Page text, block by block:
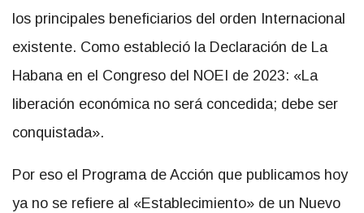
los principales beneficiarios del orden Internacional
existente. Como estableció la Declaración de La
Habana en el Congreso del NOEI de 2023: «La
liberación económica no será concedida; debe ser
conquistada».
Por eso el Programa de Acción que publicamos hoy
ya no se refiere al «Establecimiento» de un Nuevo